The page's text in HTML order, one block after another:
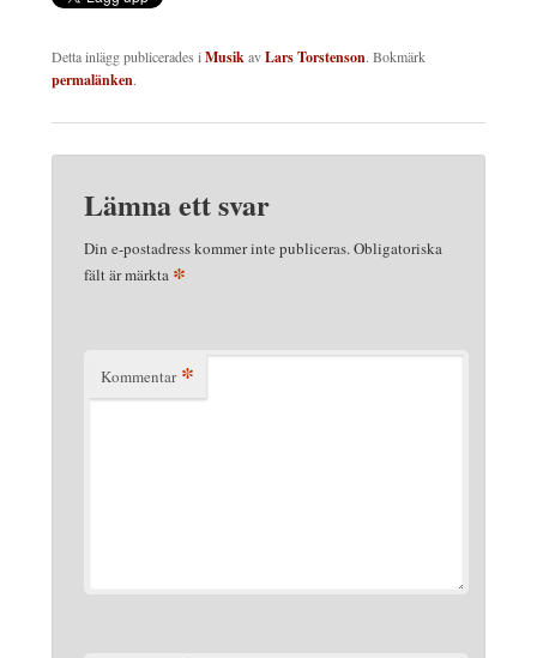
Detta inlägg publicerades iMusikavLars Torstenson. Bokmärk
permalänken.
Lämna ett svar
Din e-postadress kommer inte publiceras.Obligatoriska
fält är märkta *
Kommentar *